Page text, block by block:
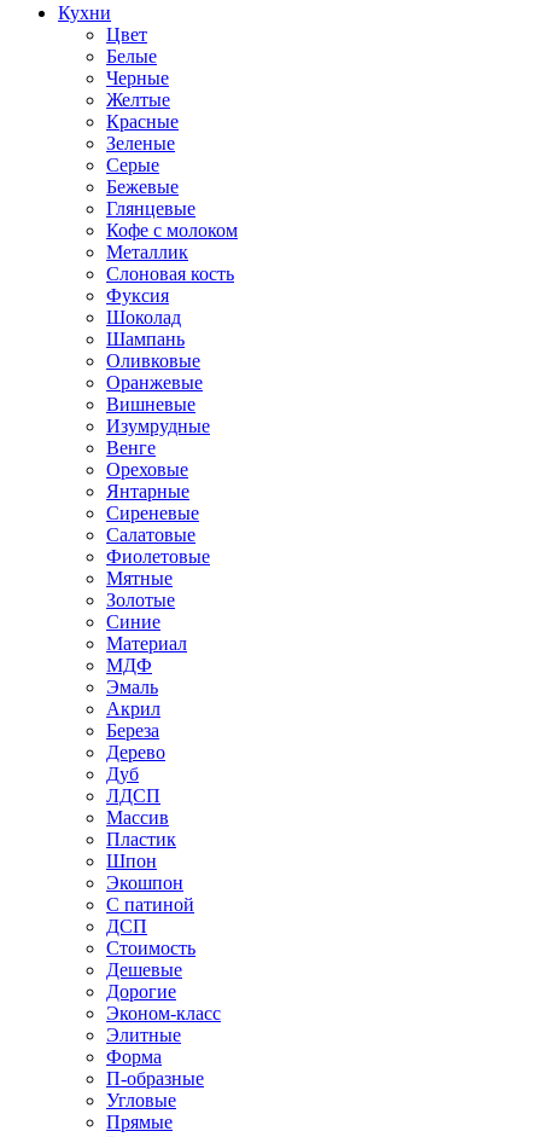
Кухни
Цвет
Белые
Черные
Желтые
Красные
Зеленые
Серые
Бежевые
Глянцевые
Кофе с молоком
Металлик
Слоновая кость
Фуксия
Шоколад
Шампань
Оливковые
Оранжевые
Вишневые
Изумрудные
Венге
Ореховые
Янтарные
Сиреневые
Салатовые
Фиолетовые
Мятные
Золотые
Синие
Материал
МДФ
Эмаль
Акрил
Береза
Дерево
Дуб
ЛДСП
Массив
Пластик
Шпон
Экошпон
С патиной
ДСП
Стоимость
Дешевые
Дорогие
Эконом-класс
Элитные
Форма
П-образные
Угловые
Прямые